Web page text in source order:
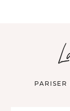
PARISER